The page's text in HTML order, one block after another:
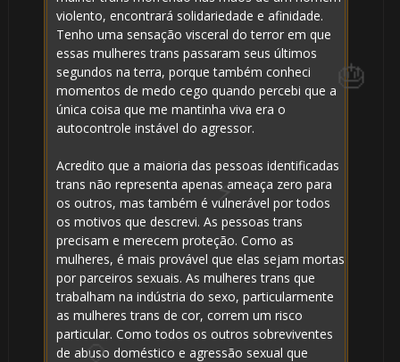
violento, encontrará solidariedade e afinidade.
Tenho uma sensação visceral do terror em que
essas mulheres trans passaram seus últimos
segundos na terra, porque também conheci
momentos de medo cego quando percebi que a
única coisa que me mantinha viva era o
autocontrole instável do agressor.
Acredito que a maioria das pessoas identificadas
trans não representa apenas ameaça zero para
os outros, mas também é vulnerável por todos
os motivos que descrevi. As pessoas trans
precisam e merecem proteção. Como as
mulheres, é mais provável que elas sejam mortas
por parceiros sexuais. As mulheres trans que
trabalham na indústria do sexo, particularmente
as mulheres trans de cor, correm um risco
particular. Como todos os outros sobreviventes
de abuso doméstico e agressão sexual que
⚡
🎂